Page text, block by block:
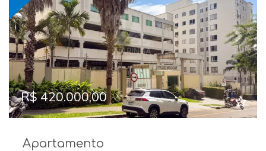
Previous Next
R$ 420.000,00
Apartamento